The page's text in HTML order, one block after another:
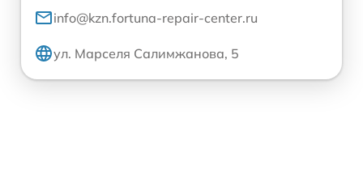
info@kzn.fortuna-repair-center.ru
ул. Марселя Салимжанова, 5